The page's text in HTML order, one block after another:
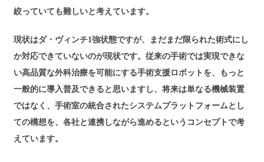
絞っていても難しいと考えています。
現状はダ・ヴィンチ1強状態ですが、まだまだ限られた術式にし
か対応できていないのが現状です。従来の手術では実現できな
い高品質な外科治療を可能にする手術支援ロボットを、もっと
一般的に導入普及できると思いますし、将来は単なる機械装置
ではなく、手術室の統合されたシステムプラットフォームとし
ての構想を、各社と連携しながら進めるというコンセプトで考
えています。